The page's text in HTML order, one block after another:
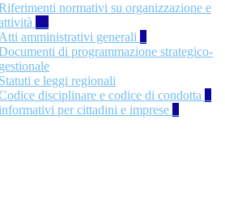
normativi su organizzazione e
76
Atti amministrativi generali 3
di programmazione strategico-
gestionale
Statuti e leggi regionali
disciplinare e codice di condotta 1
per cittadini e imprese 8